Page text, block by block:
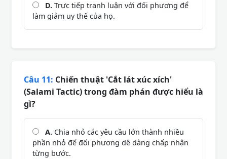
D. Trực tiếp tranh luận với đối phương để
làm giảm uy thế của họ.
Câu 11: Chiến thuật 'Cắt lát xúc xích'
(Salami Tactic) trong đàm phán được hiểu là
gì?
A. Chia nhỏ các yêu cầu lớn thành nhiều
phần nhỏ để đối phương dễ dàng chấp nhận
từng bước.